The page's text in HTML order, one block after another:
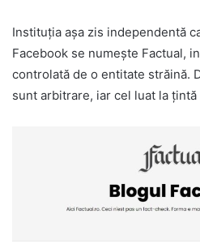
Instituția așa zis independentă
Facebook se numește Factual,
controlată de o entitate străină.
sunt arbitrare, iar cel luat la țintă